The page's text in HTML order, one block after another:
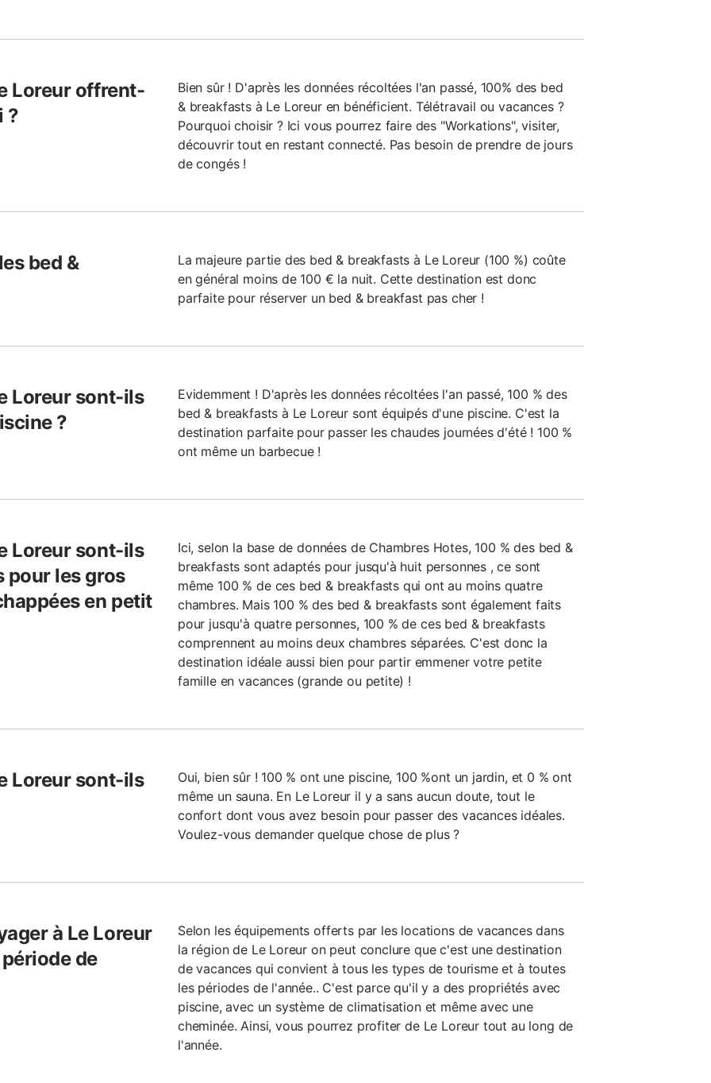
Loreur offrent-
?
Bien sûr ! D'après les données récoltées l'an passé, 100% des bed
& breakfasts à Le Loreur en bénéficient. Télétravail ou vacances ?
Pourquoi choisir ? Ici vous pourrez faire des "Workations", visiter,
découvrir tout en restant connecté. Pas besoin de prendre de jours
de congés !
bed &
La majeure partie des bed & breakfasts à Le Loreur (100 %) coûte
en général moins de 100 € la nuit. Cette destination est donc
parfaite pour réserver un bed & breakfast pas cher !
Loreur sont-ils
?
Evidemment ! D'après les données récoltées l'an passé, 100 % des
bed & breakfasts à Le Loreur sont équipés d'une piscine. C'est la
destination parfaite pour passer les chaudes journées d'été ! 100 %
ont même un barbecue !
Loreur sont-ils
pour les gros
en petit
Ici, selon la base de données de Chambres Hotes, 100 % des bed &
breakfasts sont adaptés pour jusqu'à huit personnes , ce sont
même 100 % de ces bed & breakfasts qui ont au moins quatre
chambres. Mais 100 % des bed & breakfasts sont également faits
pour jusqu'à quatre personnes, 100 % de ces bed & breakfasts
comprennent au moins deux chambres séparées. C'est donc la
destination idéale aussi bien pour partir emmener votre petite
famille en vacances (grande ou petite) !
Loreur sont-ils
Oui, bien sûr ! 100 % ont une piscine, 100 %ont un jardin, et 0 % ont
même un sauna. En Le Loreur il y a sans aucun doute, tout le
confort dont vous avez besoin pour passer des vacances idéales.
Voulez-vous demander quelque chose de plus ?
à Le Loreur
de
Selon les équipements offerts par les locations de vacances dans
la région de Le Loreur on peut conclure que c'est une destination
de vacances qui convient à tous les types de tourisme et à toutes
les périodes de l'année.. C'est parce qu'il y a des propriétés avec
piscine, avec un système de climatisation et même avec une
cheminée. Ainsi, vous pourrez profiter de Le Loreur tout au long de
l'année.